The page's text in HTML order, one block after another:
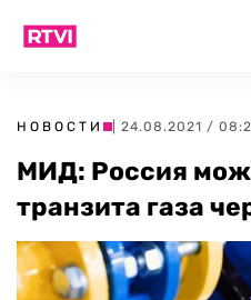
НОВОСТИ | 24.08.2021 /
МИД: Россия
транзита газа